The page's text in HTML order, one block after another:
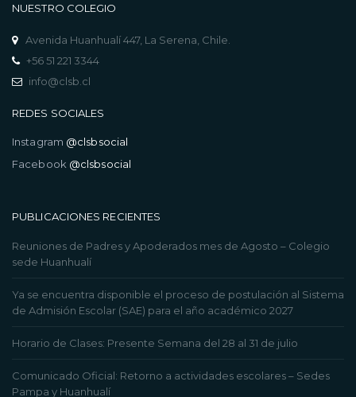
NUESTRO COLEGIO
Avenida Huanhualí 447, La Serena, Chile.
+56 51 221 3344
info@clsb.cl
REDES SOCIALES
Instagram @clsbsocial
Facebook @clsbsocial
PUBLICACIONES RECIENTES
Reuniones de Padres y Apoderados mes de Agosto – Colegio
sede Huanhualí
Ya se encuentra disponible el proceso de postulación al Sistema
de Admisión Escolar (SAE) para el año académico 2027
Horario de Clases: Presente Semana del 28 al 31 de julio
Comunicado Oficial: Retorno a actividades escolares – Sedes
Pampa y Huanhualí